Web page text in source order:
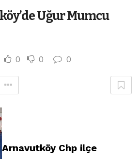
Uğur Mumcu
0 0 0
Arnavutköy Chp ilçe